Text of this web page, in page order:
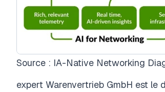
Source : IA-Native Networking
expert Warenvertrieb GmbH est le